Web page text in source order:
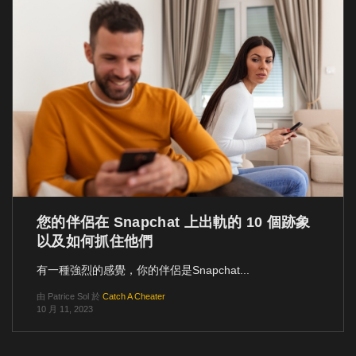
您的伴侶在 Snapchat 上出軌的 10 個跡象
以及如何抓住他們
有一種強烈的感覺，你的伴侶是Snapchat...
由 Patrice Sol 於 Catch A Cheater
10 月 11, 2023